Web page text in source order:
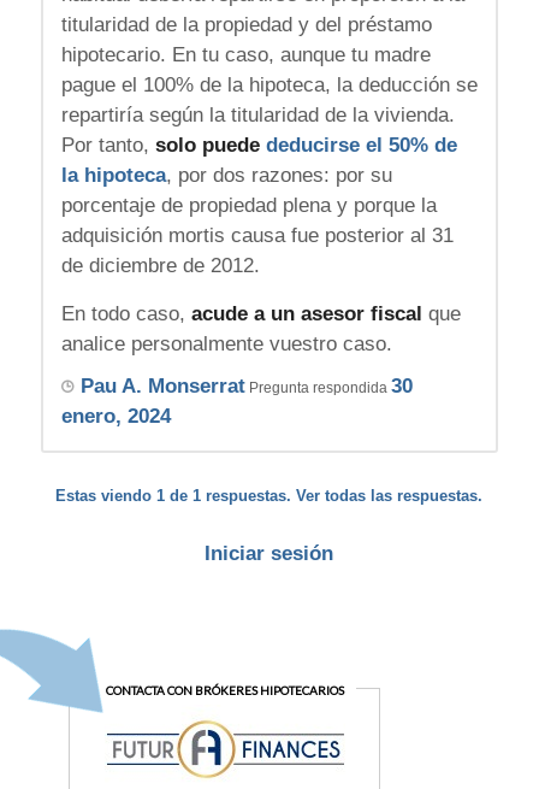
titularidad de la propiedad y del préstamo
hipotecario. En tu caso, aunque tu madre
pague el 100% de la hipoteca, la deducción se
repartiría según la titularidad de la vivienda.
Por tanto, solo puede deducirse el 50% de
la hipoteca, por dos razones: por su
porcentaje de propiedad plena y porque la
adquisición mortis causa fue posterior al 31
de diciembre de 2012.
En todo caso, acude a un asesor fiscal que
analice personalmente vuestro caso.
Pau A. MonserratPregunta respondida 30
enero, 2024
Estas viendo 1 de 1 respuestas. Ver todas las respuestas.
Iniciar sesión